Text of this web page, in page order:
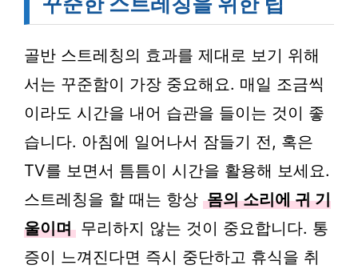
골반 스트레칭의 효과를 제대로 보기 위해
서는 꾸준함이 가장 중요해요. 매일 조금씩
이라도 시간을 내어 습관을 들이는 것이 좋
습니다. 아침에 일어나서 잠들기 전, 혹은
TV를 보면서 틈틈이 시간을 활용해 보세요.
스트레칭을 할 때는 항상 몸의 소리에 귀 기
울이며 무리하지 않는 것이 중요합니다. 통
증이 느껴진다면 즉시 중단하고 휴식을 취